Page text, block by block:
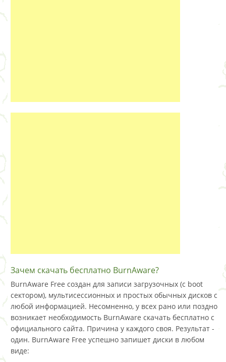
Зачем скачать бесплатно BurnAware?
BurnAware Free создан для записи загрузочных (с boot
сектором), мультисессионных и простых обычных дисков с
любой информацией. Несомненно, у всех рано или поздно
возникает необходимость BurnAware скачать бесплатно с
официального сайта. Причина у каждого своя. Результат -
один. BurnAware Free успешно запишет диски в любом
виде: